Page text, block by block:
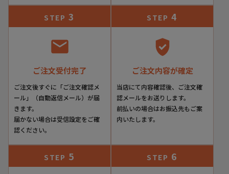
で足を包み込まれるような履き心地。
高める逸品です。
当店でしかお求めいただけないクインクラシコ別注モデル。
レクトした逸品の数々。
特にクインクラシコ別注モデルはその仕上がりの美しさに定
評があり、古くより当店一番人気のブランドです。
その人気の秘密は3つ。
まずその見た目の美しさ。
いずれのモデルも、まるで芸術品のような美しい仕上がり。
STEP 3
ご注文受付完了
ご注文後すぐに「ご注文確認メ
ール」（自動返信メール）が届
きます。
届かない場合は受信設定をご確
認ください。
STEP 4
ご注文内容が確定
当店にて内容確認後、ご注文確
認メールをお送りします。
前払いの場合はお振込先もご案
内いたします。
STEP 5 STEP 6